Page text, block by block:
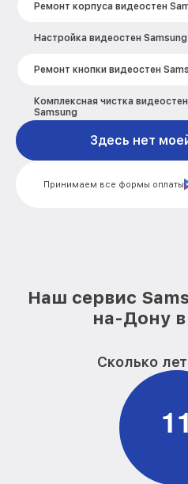
Ремонт корпуса видеостен
Настройка видеостен Samsung
Ремонт кнопки видеостен
Комплексная чистка видеостен
Samsung
Замена дисплея (экрана)
Модернизация видеостен
Принимаем все формы оплаты
Здесь нет
Наш сервис
на-Дону
Сколько
11